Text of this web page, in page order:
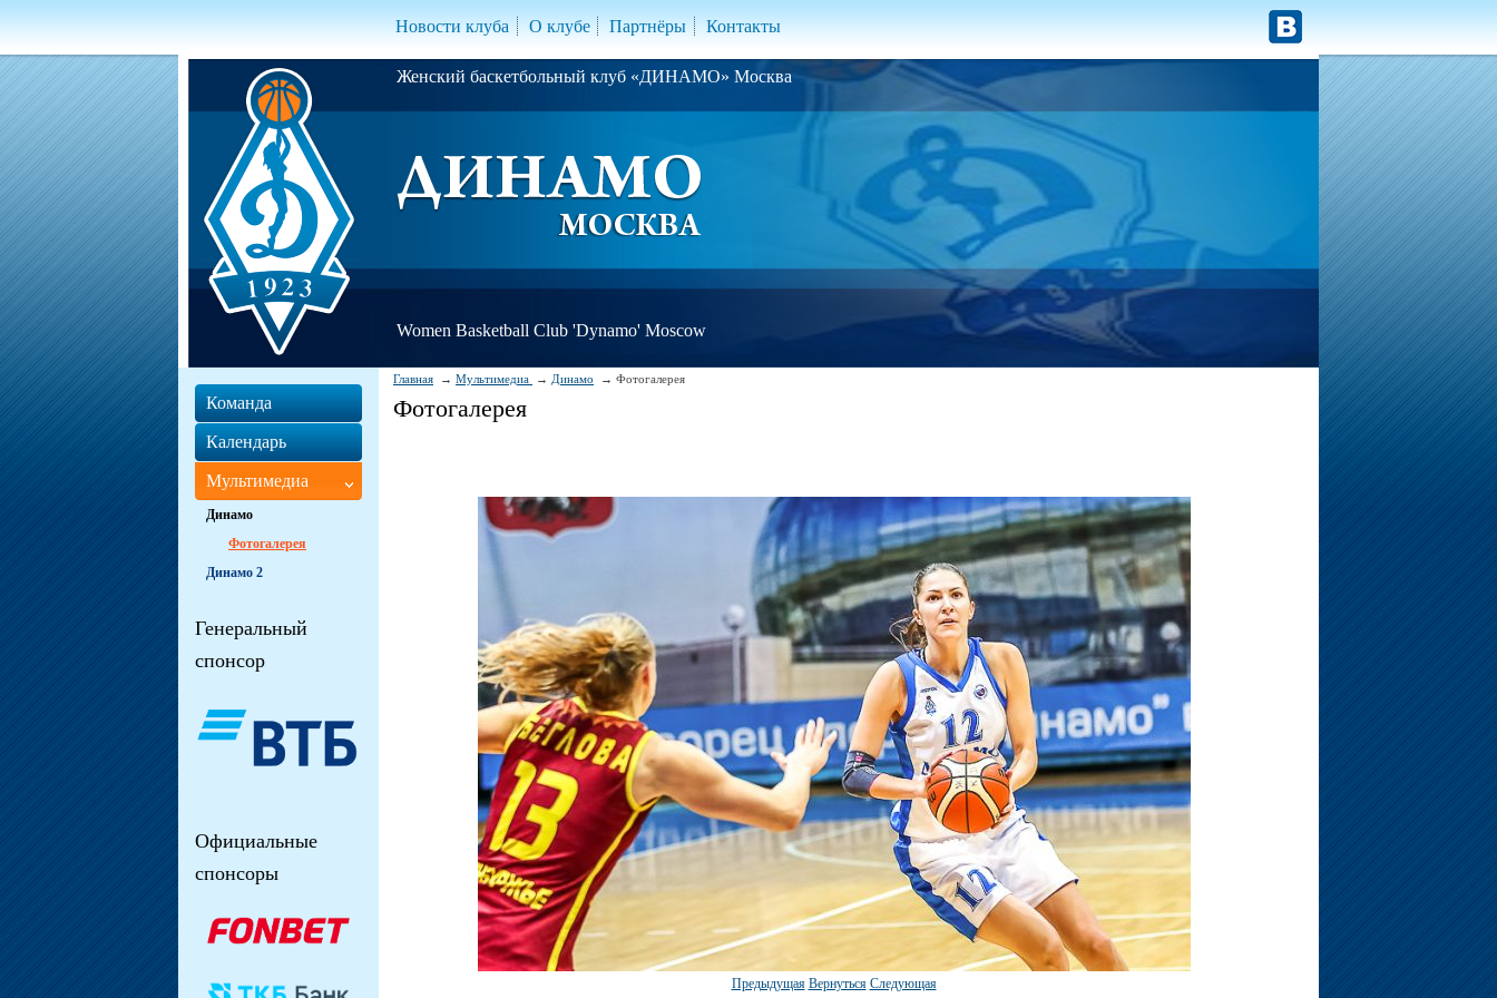
Новости клуба О клубе Партнёры Контакты
Женский баскетбольный клуб «ДИНАМО» Москва
Women Basketball Club 'Dynamo' Moscow
Главная Мультимедиа Динамо Фотогалерея
Фотогалерея
Предыдущая Вернуться Следующая
Команда
Календарь
Мультимедиа
Динамо
Фотогалерея
Динамо 2
Генеральный
спонсор
Официальные
спонсоры